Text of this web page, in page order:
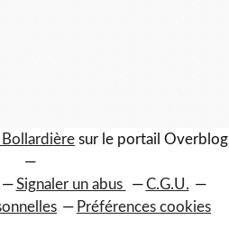
sur le portail Overblog
Signaler un abus
C.G.U.
Préférences cookies